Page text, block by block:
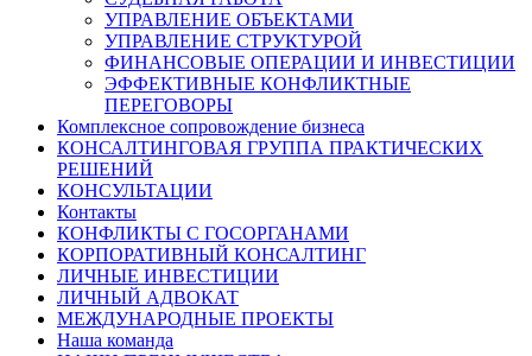
УПРАВЛЕНИЕ ОБЪЕКТАМИ
УПРАВЛЕНИЕ СТРУКТУРОЙ
ФИНАНСОВЫЕ ОПЕРАЦИИ И ИНВЕСТИЦИИ
ЭФФЕКТИВНЫЕ КОНФЛИКТНЫЕ
ПЕРЕГОВОРЫ
Комплексное сопровождение бизнеса
КОНСАЛТИНГОВАЯ ГРУППА ПРАКТИЧЕСКИХ
РЕШЕНИЙ
КОНСУЛЬТАЦИИ
Контакты
КОНФЛИКТЫ С ГОСОРГАНАМИ
КОРПОРАТИВНЫЙ КОНСАЛТИНГ
ЛИЧНЫЕ ИНВЕСТИЦИИ
ЛИЧНЫЙ АДВОКАТ
МЕЖДУНАРОДНЫЕ ПРОЕКТЫ
Наша команда